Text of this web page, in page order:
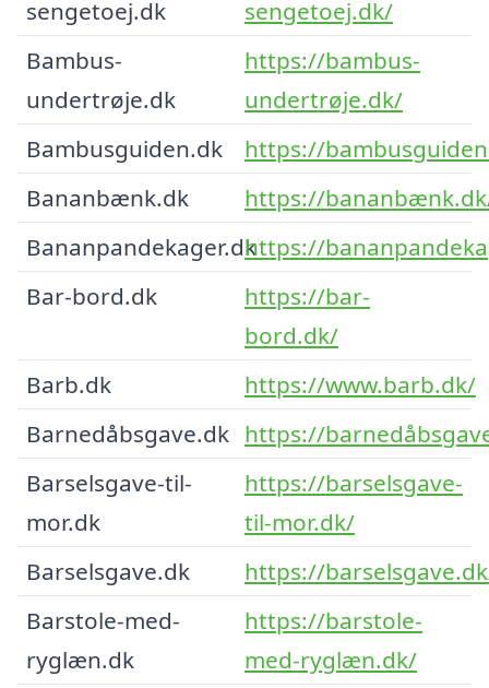
sengetoej.dk
sengetoej.dk/
Bambus-
undertrøje.dk
https://bambus-
undertrøje.dk/
Bambusguiden.dk
https://
Bananbænk.dk
https://
Bananpandekager.dkhttps://
Bar-bord.dk
https://bar-
bord.dk/
Barb.dk
https://www.barb.dk/
Barnedåbsgave.dk https://
Barselsgave-til-
mor.dk
https://barselsgave-
til-mor.dk/
Barselsgave.dk
https://
Barstole-med-
ryglæn.dk
https://barstole-
med-ryglæn.dk/